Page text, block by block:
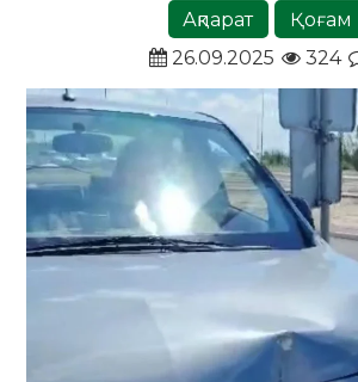
Ақпарат
Қоғам
26.09.2025
324